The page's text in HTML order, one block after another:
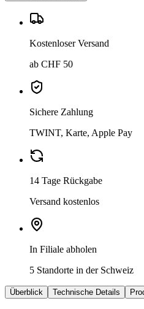
Kostenloser Versand
ab CHF 50
Sichere Zahlung
TWINT, Karte, Apple Pay
14 Tage Rückgabe
Versand kostenlos
In Filiale abholen
5 Standorte in der Schweiz
Überblick Technische Details